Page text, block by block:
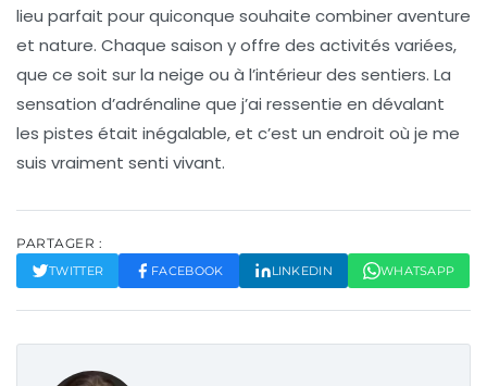
lieu parfait pour quiconque souhaite combiner aventure
et nature. Chaque saison y offre des activités variées,
que ce soit sur la neige ou à l’intérieur des sentiers. La
sensation d’adrénaline que j’ai ressentie en dévalant
les pistes était inégalable, et c’est un endroit où je me
suis vraiment senti vivant.
PARTAGER :
TWITTER FACEBOOK LINKEDIN WHATSAPP